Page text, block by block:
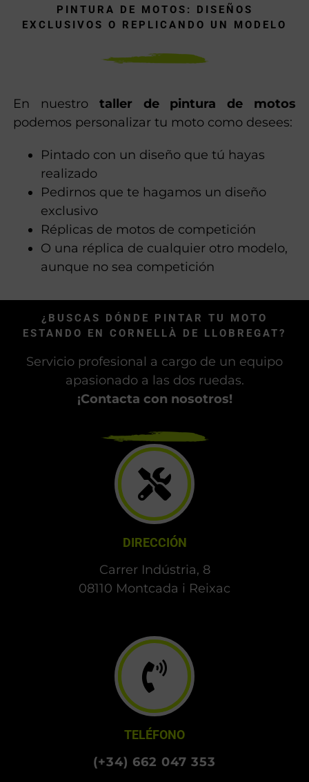
PINTURA DE MOTOS: DISEÑOS
EXCLUSIVOS O REPLICANDO UN MODELO
En nuestro taller de pintura de motos
podemos personalizar tu moto como desees:
Pintado con un diseño que tú hayas
realizado
Pedirnos que te hagamos un diseño
exclusivo
Réplicas de motos de competición
O una réplica de cualquier otro modelo,
aunque no sea competición
¿BUSCAS DÓNDE PINTAR TU MOTO
ESTANDO EN CORNELLÀ DE LLOBREGAT?
Servicio profesional a cargo de un equipo
apasionado a las dos ruedas.
¡Contacta con nosotros!
DIRECCIÓN
Carrer Indústria, 8
08110 Montcada i Reixac
TELÉFONO
(+34) 662 047 353